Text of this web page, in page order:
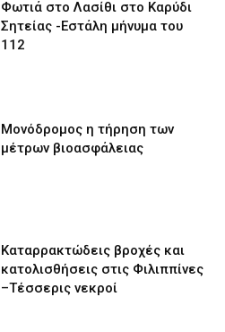
Φωτιά στο Λασίθι στο Καρύδι
Σητείας -Εστάλη μήνυμα του
112
Μονόδρομος η τήρηση των
μέτρων βιοασφάλειας
Καταρρακτώδεις βροχές και
κατολισθήσεις στις Φιλιππίνες
–Τέσσερις νεκροί